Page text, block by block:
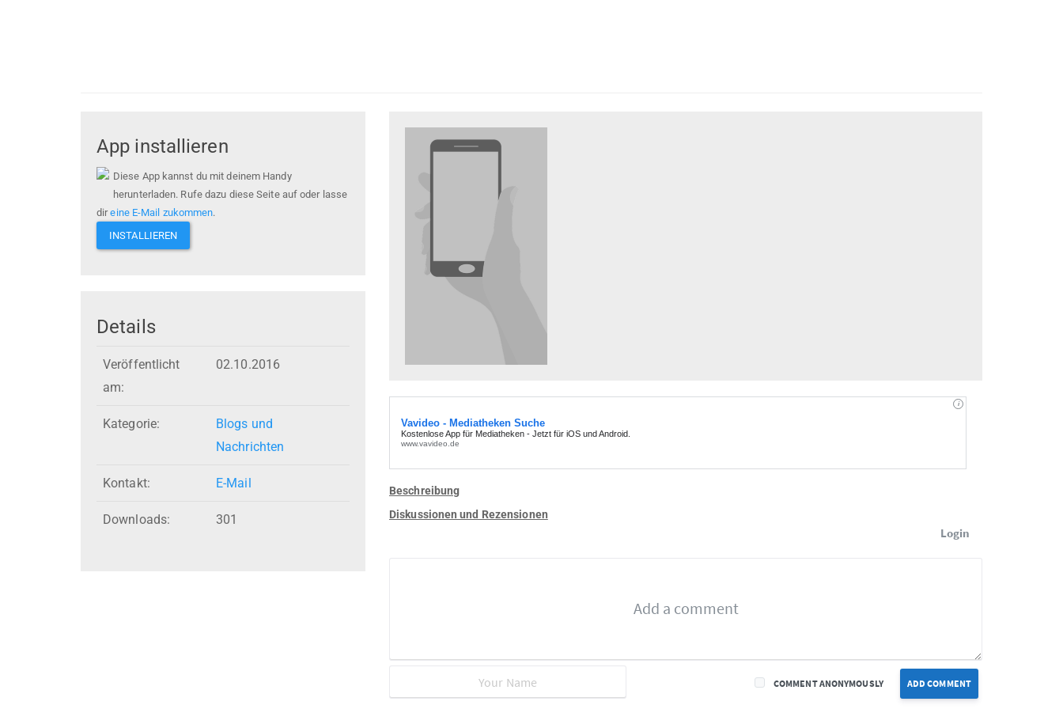
App installieren
Diese App kannst du mit deinem Handy
herunterladen. Rufe dazu diese Seite auf oder lasse
direine E-Mail zukommen.
INSTALLIEREN
Details
Veröffentlicht
am:
02.10.2016
Kategorie:
Blogs und
Nachrichten
Kontakt: E-Mail
Downloads: 301
Beschreibung
Diskussionen und Rezensionen
Login
ADD COMMENT
COMMENT ANONYMOUSLY